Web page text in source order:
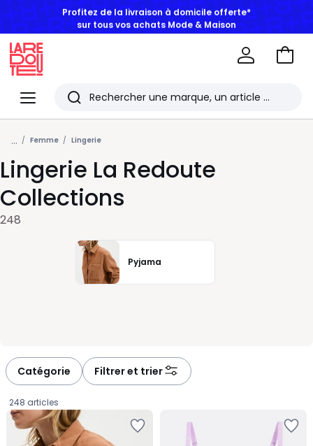
BONS PLANS | Jusqu'à -50% dès 2 articles*
Menu
Redoute
Rechercher
Les
derniers
articles
consultés
Aller
... Femme Lingerie
Lingerie La Redoute
Collections
248
Pyjama
Catégorie Filtrer et trier
248 articles